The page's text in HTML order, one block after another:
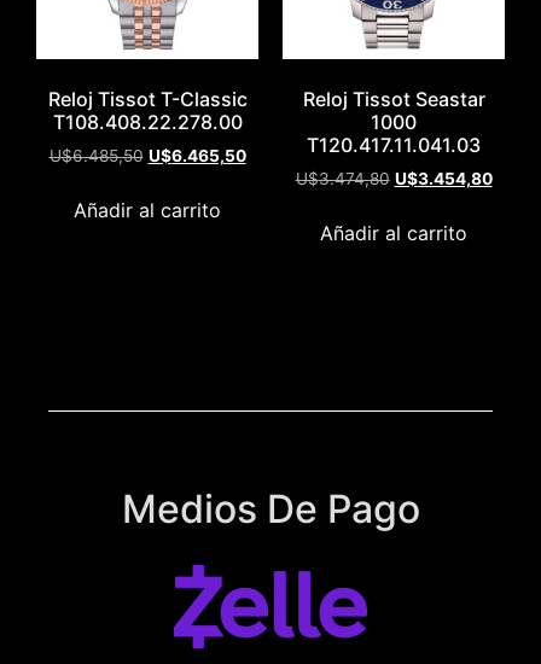
Reloj Tissot T-Classic
T108.408.22.278.00
U$6.485,50 U$6.465,50
Añadir al carrito
Reloj Tissot Seastar
1000
T120.417.11.041.03
U$3.474,80 U$3.454,80
Añadir al carrito
Medios De Pago